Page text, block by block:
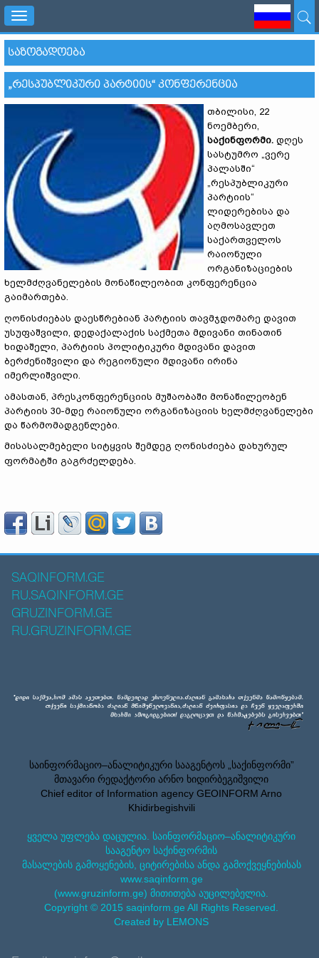
Toggle
navigation
ᲡᲐᲖᲝᲒᲐᲓᲝᲔᲑᲐ
„ᲠᲔᲡᲞᲣᲑᲚᲘᲙᲣᲠᲘ ᲞᲐᲠᲢᲘᲘᲡ“ ᲙᲝᲜᲤᲔᲠᲔᲜᲪᲘᲐ
თბილისი, 22
ნოემბერი,
საქინფორმი. დღეს
სასტუმრო „ვერე
პალასში“
„რესპუბლიკური
პარტიის“
ლიდერებისა და
აღმოსავლეთ
საქართველოს
რაიონული
ორგანიზაციების
ხელმძღვანელების მონაწილეობით კონფერენცია
გაიმართება.
ღონისძიებას დაესწრებიან პარტიის თავმჯდომარე დავით
უსუფაშვილი, დედაქალაქის საქმეთა მდივანი თინათინ
ხიდაშელი, პარტიის პოლიტიკური მდივანი დავით
ბერძენიშვილი და რეგიონული მდივანი ირინა
იმერლიშვილი.
ამასთან, პრესკონფერენციის მუშაობაში მონაწილეობენ
პარტიის 30-მდე რაიონული ორგანიზაციის ხელმძღვანელები
და წარმომადგენლები.
მისასალმებელი სიტყვის შემდეგ ღონისძიება დახურულ
ფორმატში გაგრძელდება.
SAQINFORM.GE
RU.SAQINFORM.GE
GRUZINFORM.GE
RU.GRUZINFORM.GE
საინფორმაციო–ანალიტიკური სააგენტოს „საქინფორმი”
მთავარი რედაქტორი არნო ხიდირბეგიშვილი
Chief editor of Information agency GEOINFORM Arno
Khidirbegishvili
ყველა უფლება დაცულია. საინფორმაციო–ანალიტიკური
სააგენტო საქინფორმის
მასალების გამოყენების, ციტირებისა ანდა გამოქვეყნებისას
www.saqinform.ge
(www.gruzinform.ge) მითითება აუცილებელია.
Copyright © 2015 saqinform.ge All Rights Reserved.
Created by LEMONS